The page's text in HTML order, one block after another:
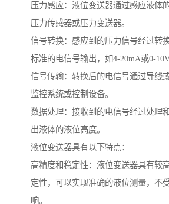
压力感应：液位变送器通过感应液体
压力传感器或压力变送器。
信号转换：感应到的压力信号经过转
标准的电信号输出，如4-20mA或0-10V
信号传输：转换后的电信号通过导线
监控系统或控制设备。
数据处理：接收到的电信号经过处理
出液体的液位高度。
液位变送器具有以下特点：
高精度和稳定性：液位变送器具有较
定性，可以实现准确的液位测量，不
响。